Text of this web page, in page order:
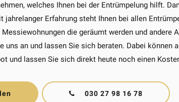
welches Ihnen bei der Entrümpelung hilft.
jahrelanger Erfahrung steht Ihnen bei allen
die geräumt werden und andere
uns an und lassen Sie sich beraten. Dabei können
und lassen Sie sich direkt heute noch einen
030 27 98 16 78